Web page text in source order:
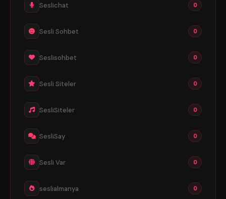
Seslichat 0
Sesli Sohbet 0
Seslisohbet 0
Sesli Siteler 0
SesliSiteler 0
SesliSay 0
Sesli Var 0
seslialmanya 0